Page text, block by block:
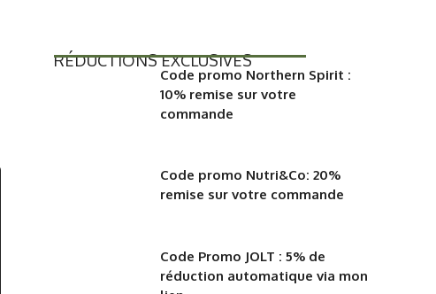
RÉDUCTIONS EXCLUSIVES
Code promo Northern Spirit :
10% remise sur votre
commande
Code promo Nutri&Co: 20%
remise sur votre commande
Code Promo JOLT : 5% de
réduction automatique via mon